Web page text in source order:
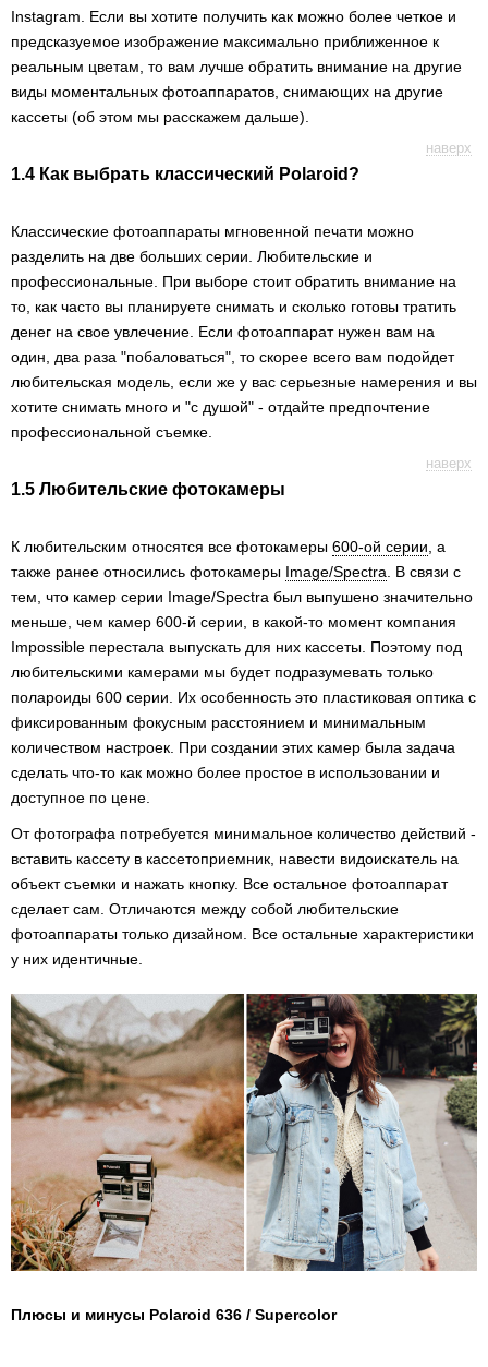
Instagram. Если вы хотите получить как можно более четкое и
предсказуемое изображение максимально приближенное к
реальным цветам, то вам лучше обратить внимание на другие
виды моментальных фотоаппаратов, снимающих на другие
кассеты (об этом мы расскажем дальше).
наверх
1.4 Как выбрать классический Polaroid?
Классические фотоаппараты мгновенной печати можно
разделить на две больших серии. Любительские и
профессиональные. При выборе стоит обратить внимание на
то, как часто вы планируете снимать и сколько готовы тратить
денег на свое увлечение. Если фотоаппарат нужен вам на
один, два раза "побаловаться", то скорее всего вам подойдет
любительская модель, если же у вас серьезные намерения и вы
хотите снимать много и "с душой" - отдайте предпочтение
профессиональной съемке.
наверх
1.5 Любительские фотокамеры
К любительским относятся все фотокамеры 600-ой серии, а
также ранее относились фотокамеры Image/Spectra. В связи с
тем, что камер серии Image/Spectra был выпушено значительно
меньше, чем камер 600-й серии, в какой-то момент компания
Impossible перестала выпускать для них кассеты. Поэтому под
любительскими камерами мы будет подразумевать только
полароиды 600 серии. Их особенность это пластиковая оптика с
фиксированным фокусным расстоянием и минимальным
количеством настроек. При создании этих камер была задача
сделать что-то как можно более простое в использовании и
доступное по цене.
От фотографа потребуется минимальное количество действий -
вставить кассету в кассетоприемник, навести видоискатель на
объект съемки и нажать кнопку. Все остальное фотоаппарат
сделает сам. Отличаются между собой любительские
фотоаппараты только дизайном. Все остальные характеристики
у них идентичные.
Плюсы и минусы Polaroid 636 / Supercolor